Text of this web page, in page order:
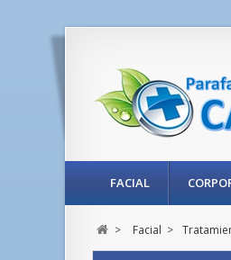
FACIAL
> Facial >